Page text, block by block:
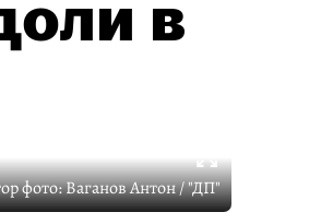
в
фото:Ваганов Антон / "ДП"